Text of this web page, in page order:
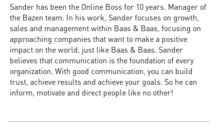
Sander has been the Online Boss for 10 years. Manager of
the Bazen team. In his work, Sander focuses on growth,
sales and management within Baas & Baas, focusing on
approaching companies that want to make a positive
impact on the world, just like Baas & Baas. Sander
believes that communication is the foundation of every
organization. With good communication, you can build
trust, achieve results and achieve your goals. So he can
inform, motivate and direct people like no other!